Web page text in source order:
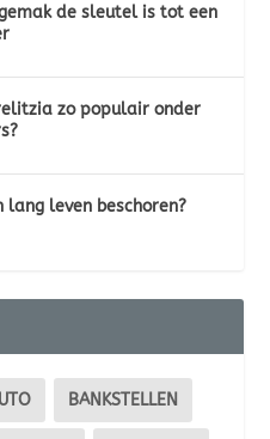
de sleutel is tot een
zo populair onder
lang leven beschoren?
BANKSTELLEN